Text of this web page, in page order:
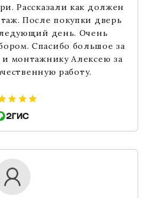
Рассказали как должен
После покупки дверь
день. Очень
Спасибо большое за
монтажнику Алексею за
работу.